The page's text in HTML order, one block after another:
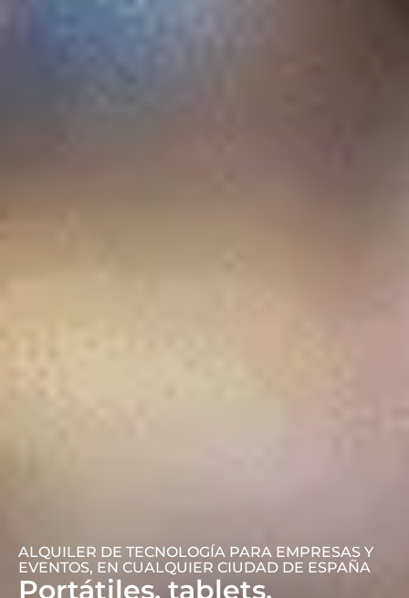
ALQUILER DE TECNOLOGÍA PARA EMPRESAS Y
EVENTOS, EN CUALQUIER CIUDAD DE ESPAÑA
Portátiles, tablets,